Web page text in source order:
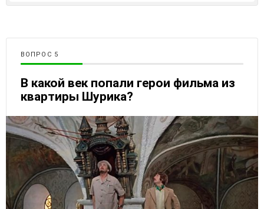
ВОПРОС
В какой век попали герои фильма из
квартиры Шурика?